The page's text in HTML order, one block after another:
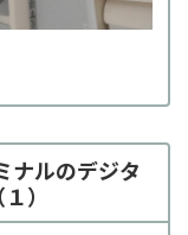
ナルのデジタ
）